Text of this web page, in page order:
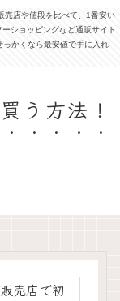
売店や値段を比べて、1番安い
ショッピングなど通販サイト
かくなら最安値で手に入れ
う方法！
売店で初